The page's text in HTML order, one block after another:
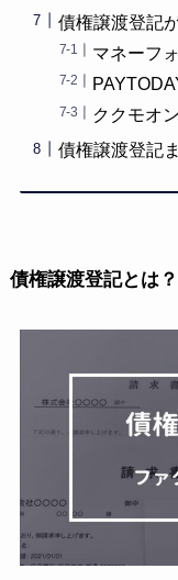
債権譲渡登記
マネーフ
ククモオ
債権譲渡登記
債権譲渡登記とは